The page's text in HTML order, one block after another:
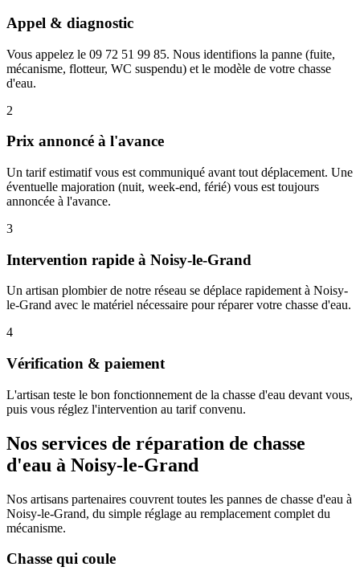
Appel & diagnostic
Vous appelez le 09 72 51 99 85. Nous identifions la panne (fuite,
mécanisme, flotteur, WC suspendu) et le modèle de votre chasse
d'eau.
2
Prix annoncé à l'avance
Un tarif estimatif vous est communiqué avant tout déplacement. Une
éventuelle majoration (nuit, week-end, férié) vous est toujours
annoncée à l'avance.
3
Intervention rapide à Noisy-le-Grand
Un artisan plombier de notre réseau se déplace rapidement à Noisy-
le-Grand avec le matériel nécessaire pour réparer votre chasse d'eau.
4
Vérification & paiement
L'artisan teste le bon fonctionnement de la chasse d'eau devant vous,
puis vous réglez l'intervention au tarif convenu.
Nos services de réparation de chasse
d'eau à Noisy-le-Grand
Nos artisans partenaires couvrent toutes les pannes de chasse d'eau à
Noisy-le-Grand, du simple réglage au remplacement complet du
mécanisme.
Chasse qui coule